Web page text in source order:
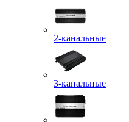
2-канальные
3-канальные